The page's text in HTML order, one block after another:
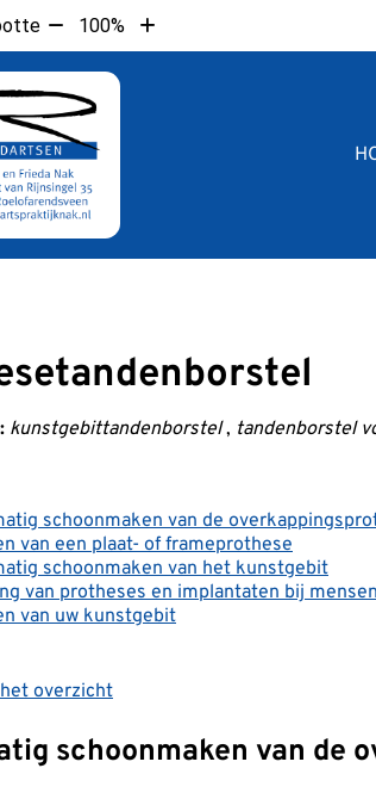
Tekst
verkleinen
met
10%
100%
Tekst
vergroten
kunstgebittandenborstel, tandenborstel
schoonmaken van de
van een plaat- of frameprothese
schoonmaken van het kunstgebit
van protheses en implantaten bij
van uw kunstgebit
overzicht
schoonmaken van de